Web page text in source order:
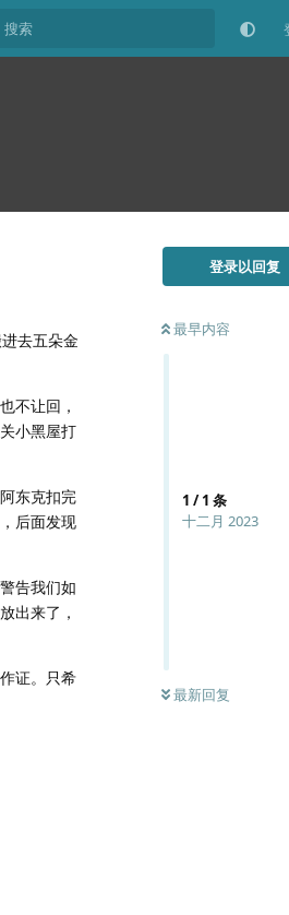
登录以回复
最早内容
1 /1 条
十二月 2023
最新回复
去五朵金
不让回，
小黑屋打
东克扣完
后面发现
告我们如
出来了，
证。只希